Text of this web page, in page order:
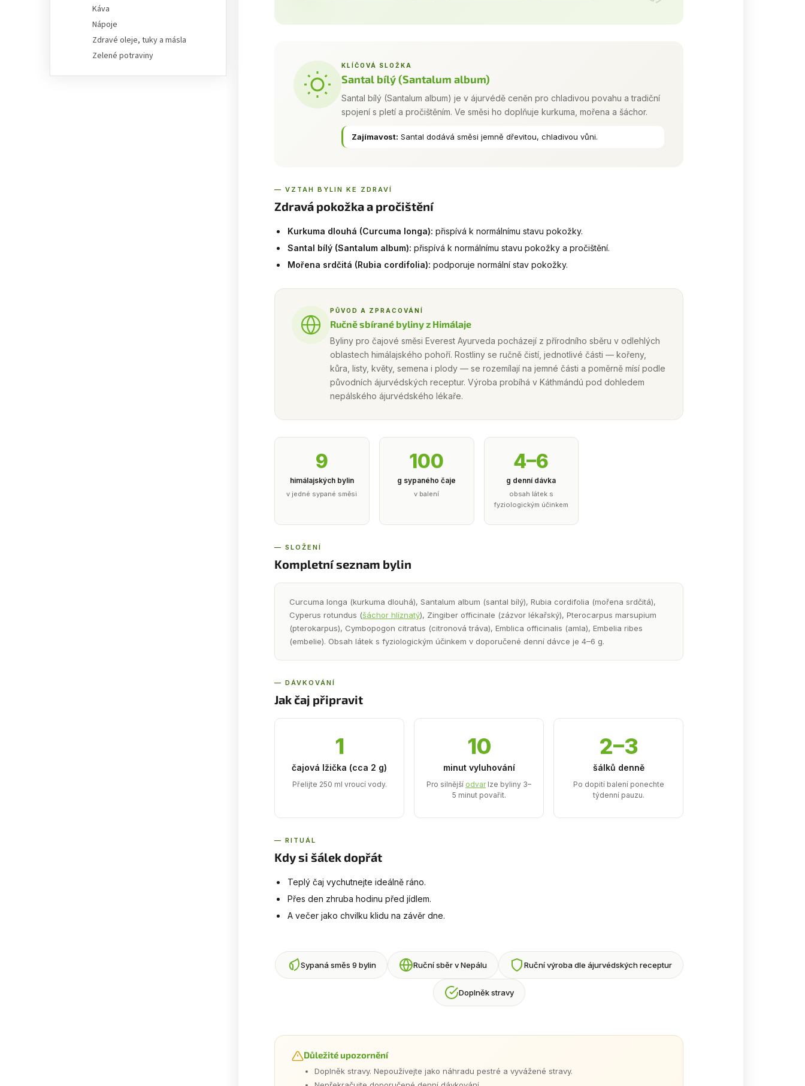
Káva
Nápoje
Zdravé oleje, tuky a másla
Zelené potraviny
KLÍČOVÁ SLOŽKA
Santal bílý (Santalum album)
Santal bílý (Santalum album) je v ájurvédě ceněn pro chladivou povahu a tradiční
spojení s pletí a pročištěním. Ve směsi ho doplňuje kurkuma, mořena a šáchor.
Zajímavost: Santal dodává směsi jemně dřevitou, chladivou vůni.
— VZTAH BYLIN KE ZDRAVÍ
Zdravá pokožka a pročištění
Kurkuma dlouhá (Curcuma longa): přispívá k normálnímu stavu pokožky.
Santal bílý (Santalum album): přispívá k normálnímu stavu pokožky a pročištění.
Mořena srdčitá (Rubia cordifolia): podporuje normální stav pokožky.
PŮVOD A ZPRACOVÁNÍ
Ručně sbírané byliny z Himálaje
Byliny pro čajové směsi Everest Ayurveda pocházejí z přírodního sběru v odlehlých
oblastech himálajského pohoří. Rostliny se ručně čistí, jednotlivé části — kořeny,
kůra, listy, květy, semena i plody — se rozemílají na jemné části a poměrně mísí podle
původních ájurvédských receptur. Výroba probíhá v Káthmándú pod dohledem
nepálského ájurvédského lékaře.
9
himálajských bylin
v jedné sypané směsi
100
g sypaného čaje
v balení
4–6
g denní dávka
obsah látek s
fyziologickým účinkem
— SLOŽENÍ
Kompletní seznam bylin
Curcuma longa (kurkuma dlouhá), Santalum album (santal bílý), Rubia cordifolia (mořena srdčitá),
Cyperus rotundus (šáchor hlíznatý), Zingiber officinale (zázvor lékařský), Pterocarpus marsupium
(pterokarpus), Cymbopogon citratus (citronová tráva), Emblica officinalis (amla), Embelia ribes
(embelie). Obsah látek s fyziologickým účinkem v doporučené denní dávce je 4–6 g.
— DÁVKOVÁNÍ
Jak čaj připravit
1
čajová lžička (cca 2 g)
Přelijte 250 ml vroucí vody.
10
minut vyluhování
Pro silnější odvarlze byliny 3–
5 minut povařit.
2–3
šálků denně
Po dopití balení ponechte
týdenní pauzu.
— RITUÁL
Kdy si šálek dopřát
Teplý čaj vychutnejte ideálně ráno.
Přes den zhruba hodinu před jídlem.
A večer jako chvilku klidu na závěr dne.
Sypaná směs 9 bylin Ruční sběr v Nepálu Ruční výroba dle ájurvédských receptur
Doplněk stravy
Důležité upozornění
Doplněk stravy. Nepoužívejte jako náhradu pestré a vyvážené stravy.